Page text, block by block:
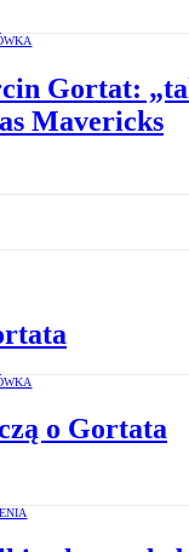
Gortat:
Mavericks
o Gortata